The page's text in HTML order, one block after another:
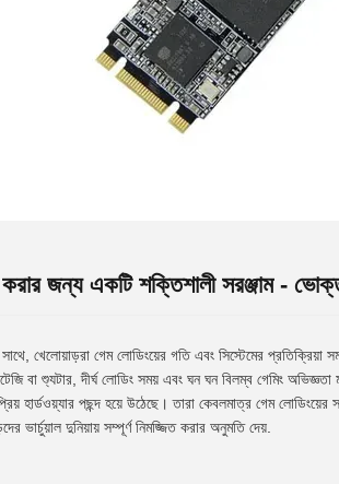
করার জন্য একটি শক্তিশালী সরঞ্জাম -
সাথে, খেলোয়াড়রা গেম লোডিংয়ের গতি এবং সিস্টেমের
বা শ্যুটার, দীর্ঘ লোডিং সময় এবং ঘন ঘন বিলম্ব গেমিং
হার্ডওয়্যার পছন্দ হয়ে উঠেছে। তারা কেবলমাত্র গেম
ভার্চুয়াল দুনিয়ায় সম্পূর্ণ নিমজ্জিত করার অনুমতি দেয়.